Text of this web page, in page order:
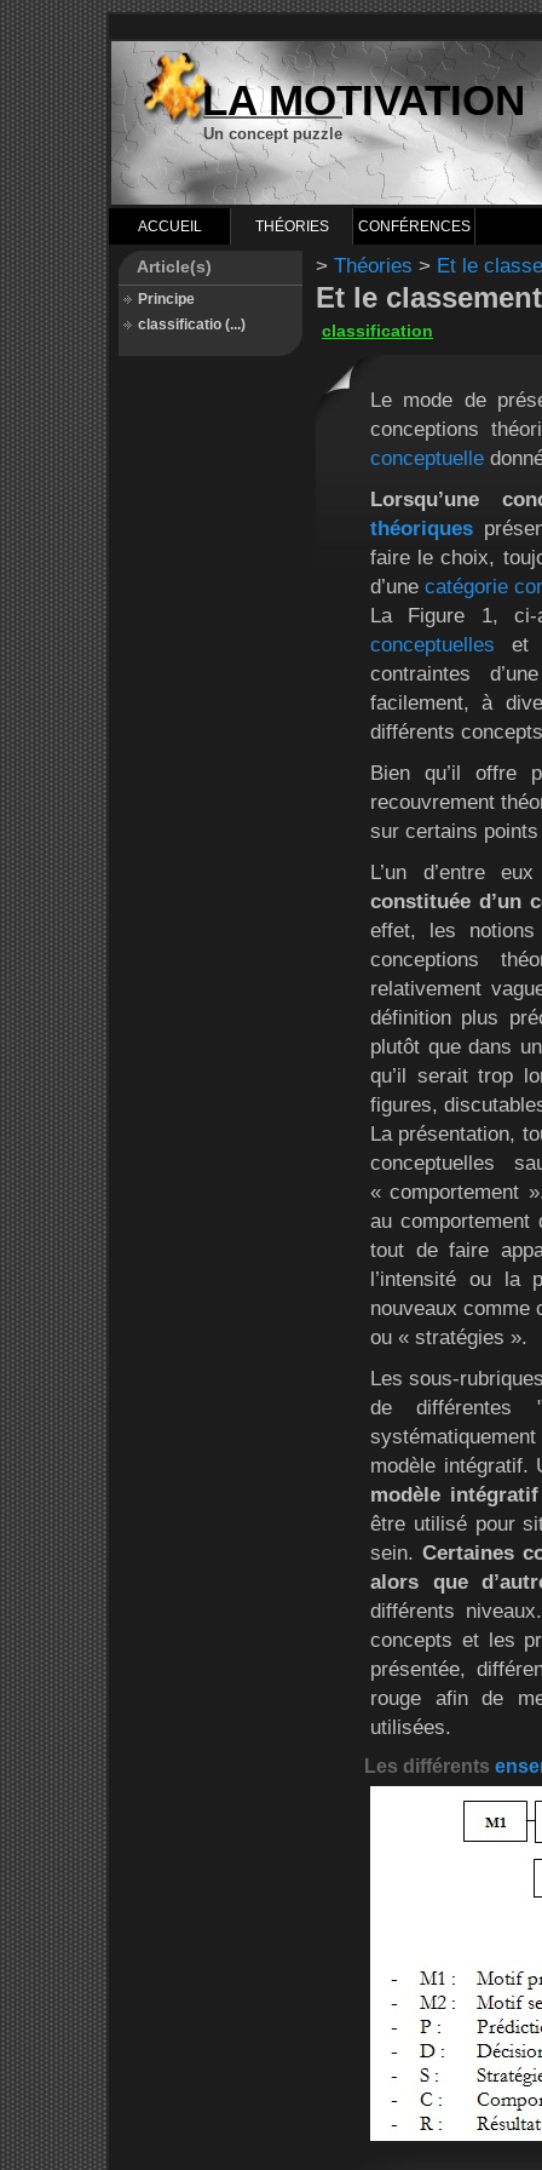
LA MOTIVATION
Un concept puzzle
ACCUEIL THÉORIES CONFÉRENCES
Article(s)
Principe
classificatio (...)
> Théories > Et le
Et le
classification
Le mode de
conceptions
conceptuelle
Lorsqu’une
théoriques
faire le choix,
d’une catégorie
La Figure 1,
conceptuelles et
contraintes
facilement, à
différents
Bien qu’il offre
recouvrement
sur certains
L’un d’entre
constituée d’un
effet, les
conceptions
relativement
définition plus
plutôt que dans
qu’il serait trop
figures,
La présentation,
conceptuelles
« comportement
au comportement
tout de faire
l’intensité ou la
nouveaux comme
ou « stratégies ».
Les sous-
de différentes
modèle intégratif.
modèle intégratif
être utilisé pour
sein. Certaines
alors que
différents
concepts et les
présentée,
rouge afin de
utilisées.
Les différents